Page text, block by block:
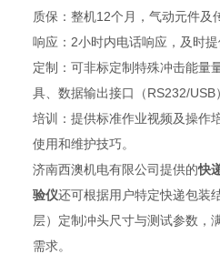
质保：整机12个月，气动元件及
响应：2小时内电话响应，及时提
定制：可非标定制特殊冲击能量
具、数据输出接口（RS232/USB
培训：提供标准作业视频及操作
使用和维护技巧。
济南西澳机电有限公司提供的快
验仪还可根据用户特定快递包装
层）定制冲头尺寸与测试参数，
需求。